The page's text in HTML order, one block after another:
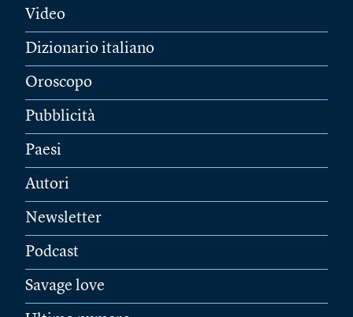
Video
Dizionario italiano
Oroscopo
Pubblicità
Paesi
Autori
Newsletter
Podcast
Savage love